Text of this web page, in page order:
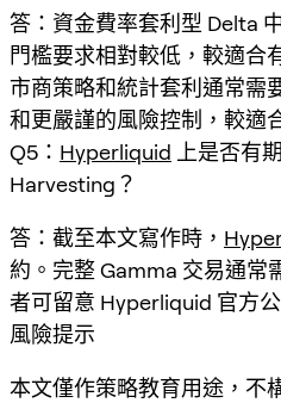
答：資金費率套利型 Delta
門檻要求相對較低，較適合
市商策略和統計套利通常需
和更嚴謹的風險控制，較適
Q5： Hyperliquid 上是否有
Harvesting？
答：截至本文寫作時，
約。完整 Gamma 交易通常
者可留意 Hyperliquid 官方
風險提示
本文僅作策略教育用途，不